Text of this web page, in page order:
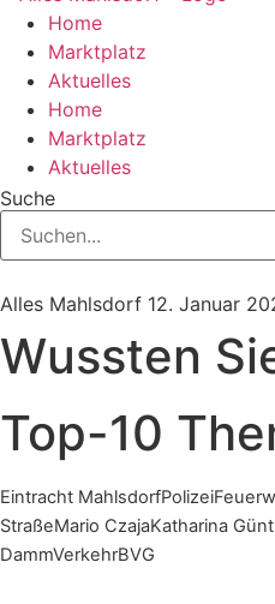
Home
Marktplatz
Aktuelles
Home
Marktplatz
Aktuelles
Suche
Alles Mahlsdorf 12. Januar
Wussten
Top-10
Eintracht MahlsdorfPolizei
StraßeMario CzajaKatharina
DammVerkehrBVG